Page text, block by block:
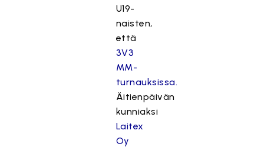
U19-
naisten,
että
3V3
MM-
turnauksissa.
Äitienpäivän
kunniaksi
Laitex
Oy